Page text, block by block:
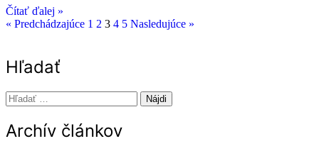
Čítať ďalej »
« Predchádzajúce 1 2 3 4 5 Nasledujúce »
Hľadať
Archív článkov